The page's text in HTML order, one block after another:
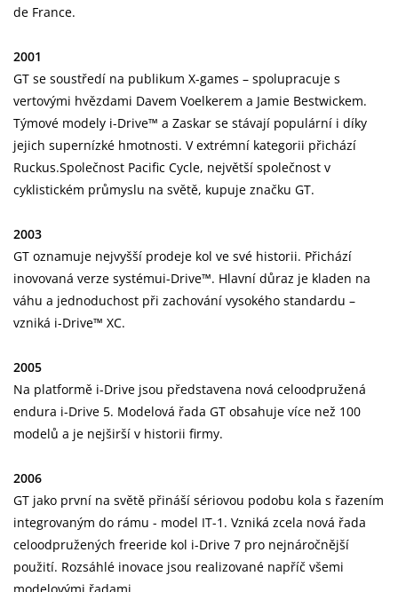
de France.
2001
GT se soustředí na publikum X-games – spolupracuje s
vertovými hvězdami Davem Voelkerem a Jamie Bestwickem.
Týmové modely i-Drive™ a Zaskar se stávají populární i díky
jejich supernízké hmotnosti. V extrémní kategorii přichází
Ruckus.Společnost Pacific Cycle, největší společnost v
cyklistickém průmyslu na světě, kupuje značku GT.
2003
GT oznamuje nejvyšší prodeje kol ve své historii. Přichází
inovovaná verze systémui-Drive™. Hlavní důraz je kladen na
váhu a jednoduchost při zachování vysokého standardu –
vzniká i-Drive™ XC.
2005
Na platformě i-Drive jsou představena nová celoodpružená
endura i-Drive 5. Modelová řada GT obsahuje více než 100
modelů a je nejširší v historii firmy.
2006
GT jako první na světě přináší sériovou podobu kola s řazením
integrovaným do rámu - model IT-1. Vzniká zcela nová řada
celoodpružených freeride kol i-Drive 7 pro nejnáročnější
použití. Rozsáhlé inovace jsou realizované napříč všemi